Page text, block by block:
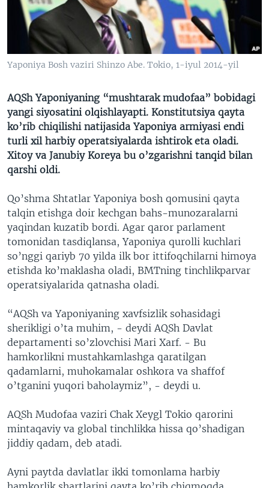
VIDEO
XABARLAR SURATLARDA
ODNOKLASSNIKI
TELEGRAM
TWITTER
Yaponiya Bosh vaziri Shinzo Abe. Tokio, 1-iyul 2014-yil
AQSh Yaponiyaning “mushtarak mudofaa” bobidagi
yangi siyosatini olqishlayapti. Konstitutsiya qayta
ko’rib chiqilishi natijasida Yaponiya armiyasi endi
turli xil harbiy operatsiyalarda ishtirok eta oladi.
Xitoy va Janubiy Koreya bu o’zgarishni tanqid bilan
qarshi oldi.
Qo’shma Shtatlar Yaponiya bosh qomusini qayta
talqin etishga doir kechgan bahs-munozaralarni
yaqindan kuzatib bordi. Agar qaror parlament
tomonidan tasdiqlansa, Yaponiya qurolli kuchlari
so’nggi qariyb 70 yilda ilk bor ittifoqchilarni himoya
etishda ko’maklasha oladi, BMTning tinchlikparvar
operatsiyalarida qatnasha oladi.
“AQSh va Yaponiyaning xavfsizlik sohasidagi
sherikligi o’ta muhim, - deydi AQSh Davlat
departamenti so’zlovchisi Mari Xarf. - Bu
hamkorlikni mustahkamlashga qaratilgan
qadamlarni, muhokamalar oshkora va shaffof
o’tganini yuqori baholaymiz”, - deydi u.
AQSh Mudofaa vaziri Chak Xeygl Tokio qarorini
mintaqaviy va global tinchlikka hissa qo’shadigan
jiddiy qadam, deb atadi.
Ayni paytda davlatlar ikki tomonlama harbiy